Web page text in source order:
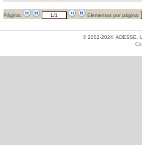
Página: Elementos por página:
© 2002-2024: ADESSE.